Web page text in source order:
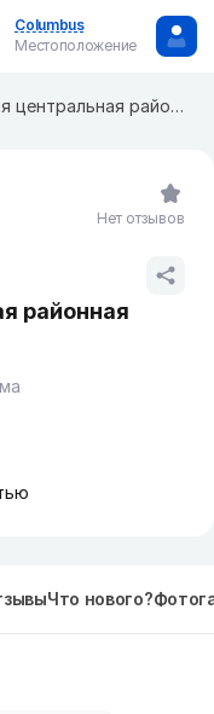
Columbus
Местоположение
Буландынская центральная районная больница г. Макинск
районная
Нет отзывов
Что нового?